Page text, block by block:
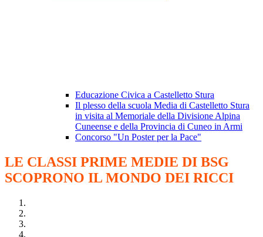
Educazione Civica a Castelletto Stura
Il plesso della scuola Media di Castelletto Stura
in visita al Memoriale della Divisione Alpina
Cuneense e della Provincia di Cuneo in Armi
Concorso "Un Poster per la Pace"
LE CLASSI PRIME MEDIE DI BSG
SCOPRONO IL MONDO DEI RICCI